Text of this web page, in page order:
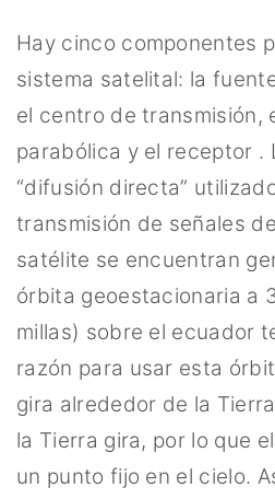
Hay cinco componentes
sistema satelital: la
el centro de transmisión,
parabólica y el receptor .
“difusión directa”
transmisión de señales
satélite se encuentran
órbita geoestacionaria a
millas) sobre el ecuador
razón para usar esta
gira alrededor de la
la Tierra gira, por lo que
un punto fijo en el cielo.